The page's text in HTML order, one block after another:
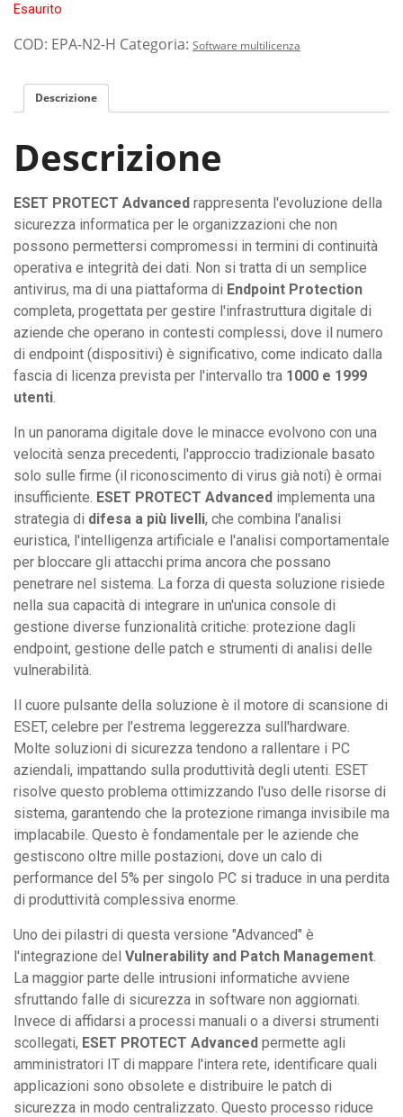
Esaurito
COD: EPA-N2-H Categoria: Software multilicenza
Descrizione
Descrizione
ESET PROTECT Advanced rappresenta l'evoluzione della
sicurezza informatica per le organizzazioni che non
possono permettersi compromessi in termini di continuità
operativa e integrità dei dati. Non si tratta di un semplice
antivirus, ma di una piattaforma di Endpoint Protection
completa, progettata per gestire l'infrastruttura digitale di
aziende che operano in contesti complessi, dove il numero
di endpoint (dispositivi) è significativo, come indicato dalla
fascia di licenza prevista per l'intervallo tra 1000 e 1999
utenti.
In un panorama digitale dove le minacce evolvono con una
velocità senza precedenti, l'approccio tradizionale basato
solo sulle firme (il riconoscimento di virus già noti) è ormai
insufficiente. ESET PROTECT Advanced implementa una
strategia di difesa a più livelli, che combina l'analisi
euristica, l'intelligenza artificiale e l'analisi comportamentale
per bloccare gli attacchi prima ancora che possano
penetrare nel sistema. La forza di questa soluzione risiede
nella sua capacità di integrare in un'unica console di
gestione diverse funzionalità critiche: protezione dagli
endpoint, gestione delle patch e strumenti di analisi delle
vulnerabilità.
Il cuore pulsante della soluzione è il motore di scansione di
ESET, celebre per l'estrema leggerezza sull'hardware.
Molte soluzioni di sicurezza tendono a rallentare i PC
aziendali, impattando sulla produttività degli utenti. ESET
risolve questo problema ottimizzando l'uso delle risorse di
sistema, garantendo che la protezione rimanga invisibile ma
implacabile. Questo è fondamentale per le aziende che
gestiscono oltre mille postazioni, dove un calo di
performance del 5% per singolo PC si traduce in una perdita
di produttività complessiva enorme.
Uno dei pilastri di questa versione "Advanced" è
l'integrazione del Vulnerability and Patch Management.
La maggior parte delle intrusioni informatiche avviene
sfruttando falle di sicurezza in software non aggiornati.
Invece di affidarsi a processi manuali o a diversi strumenti
scollegati, ESET PROTECT Advanced permette agli
amministratori IT di mappare l'intera rete, identificare quali
applicazioni sono obsolete e distribuire le patch di
sicurezza in modo centralizzato. Questo processo riduce